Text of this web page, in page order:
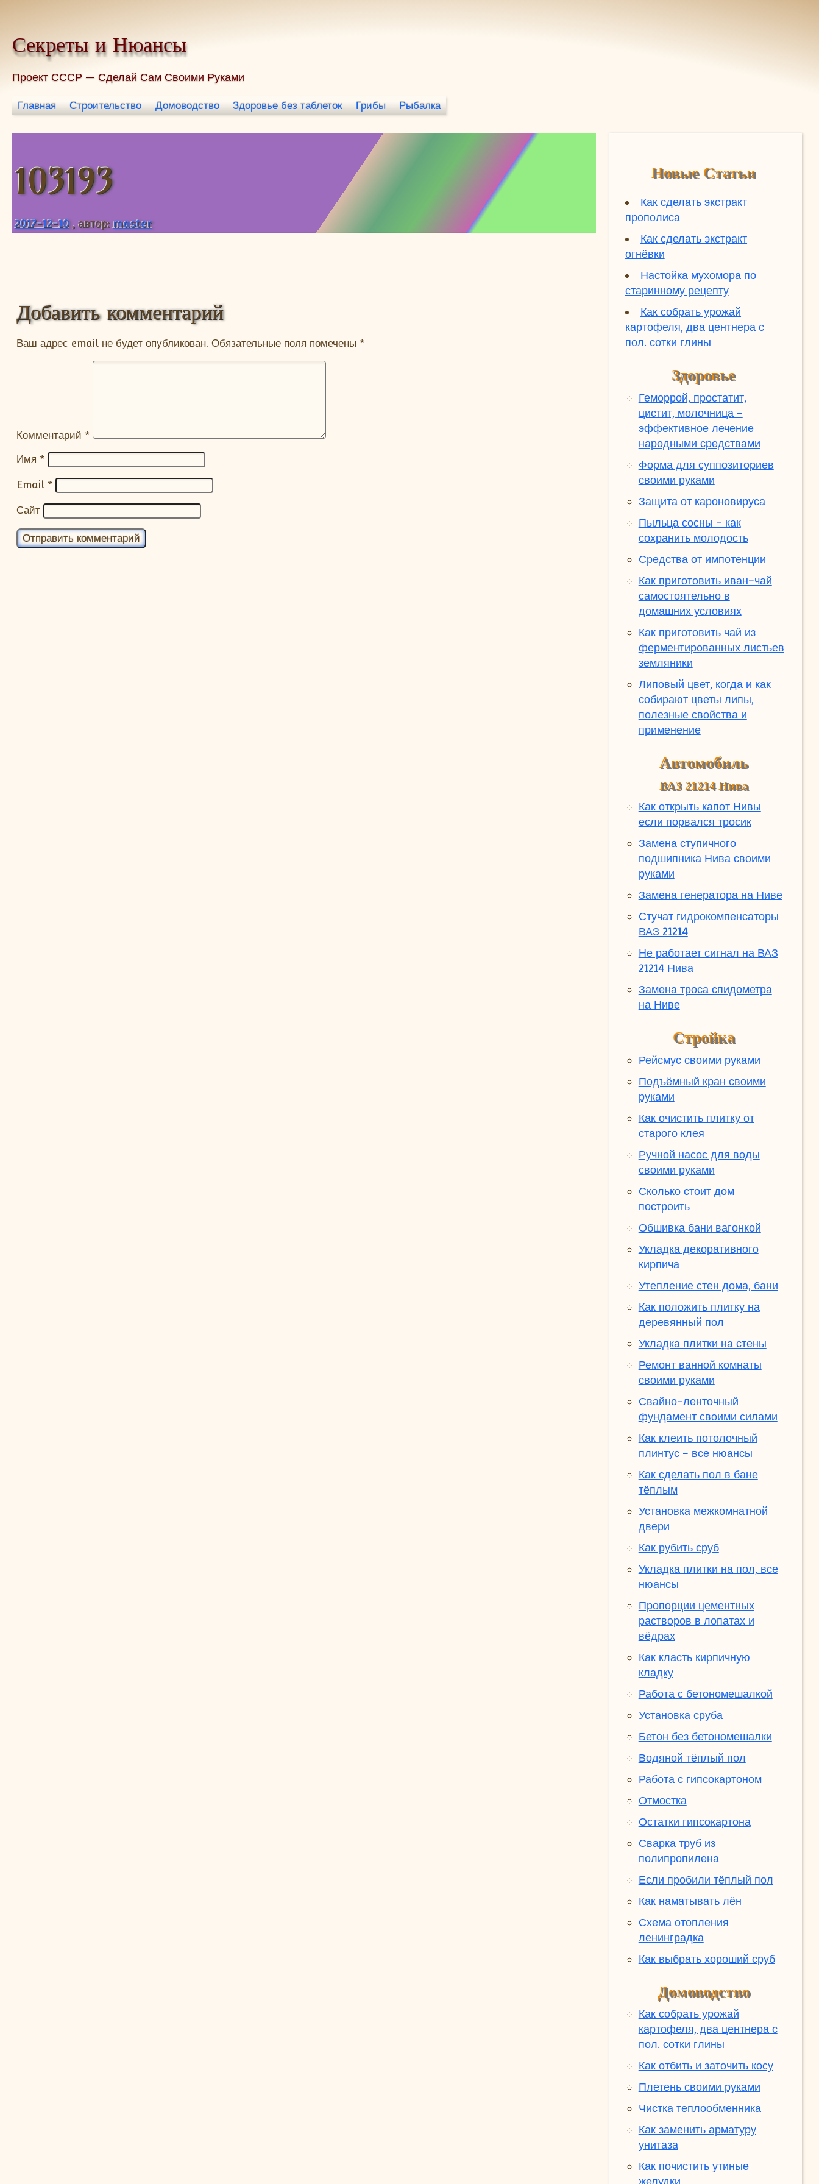
Секреты и Нюансы
Проект СССР — Сделай Сам Своими Руками
Главная Строительство Домоводство Здоровье без таблеток Грибы Рыбалка
103193
2017-12-10 , автор: master
Добавить комментарий
Ваш адрес email не будет опубликован. Обязательные поля помечены *
Комментарий *
Имя *
Email *
Сайт
Новые Статьи
Как сделать экстракт
прополиса
Как сделать экстракт
огнёвки
Настойка мухомора по
старинному рецепту
Как собрать урожай
картофеля, два центнера с
пол. сотки глины
Здоровье
Геморрой, простатит,
цистит, молочница -
эффективное лечение
народными средствами
Форма для суппозиториев
своими руками
Защита от кароновируса
Пыльца сосны - как
сохранить молодость
Средства от импотенции
Как приготовить иван-чай
самостоятельно в
домашних условиях
Как приготовить чай из
ферментированных листьев
земляники
Липовый цвет, когда и как
собирают цветы липы,
полезные свойства и
применение
Автомобиль
ВАЗ 21214 Нива
Как открыть капот Нивы
если порвался тросик
Замена ступичного
подшипника Нива своими
руками
Замена генератора на Ниве
Стучат гидрокомпенсаторы
ВАЗ 21214
Не работает сигнал на ВАЗ
21214 Нива
Замена троса спидометра
на Ниве
Стройка
Рейсмус своими руками
Подъёмный кран своими
руками
Как очистить плитку от
старого клея
Ручной насос для воды
своими руками
Сколько стоит дом
построить
Обшивка бани вагонкой
Укладка декоративного
кирпича
Утепление стен дома, бани
Как положить плитку на
деревянный пол
Укладка плитки на стены
Ремонт ванной комнаты
своими руками
Свайно-ленточный
фундамент своими силами
Как клеить потолочный
плинтус - все нюансы
Как сделать пол в бане
тёплым
Установка межкомнатной
двери
Как рубить сруб
Укладка плитки на пол, все
нюансы
Пропорции цементных
растворов в лопатах и
вёдрах
Как класть кирпичную
кладку
Работа с бетономешалкой
Установка сруба
Бетон без бетономешалки
Водяной тёплый пол
Работа с гипсокартоном
Отмостка
Остатки гипсокартона
Сварка труб из
полипропилена
Если пробили тёплый пол
Как наматывать лён
Схема отопления
ленинградка
Как выбрать хороший сруб
Домоводство
Как собрать урожай
картофеля, два центнера с
пол. сотки глины
Как отбить и заточить косу
Плетень своими руками
Чистка теплообменника
Как заменить арматуру
унитаза
Как почистить утиные
желудки